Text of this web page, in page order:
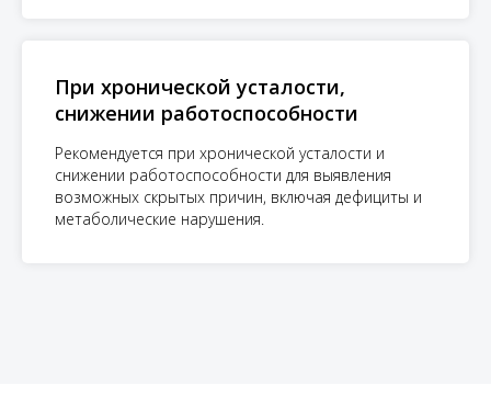
При хронической усталости,
снижении работоспособности
Рекомендуется при хронической усталости и
снижении работоспособности для выявления
возможных скрытых причин, включая дефициты и
метаболические нарушения.